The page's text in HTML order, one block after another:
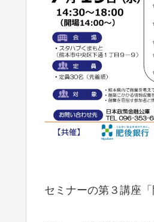
セミナーの第３講座